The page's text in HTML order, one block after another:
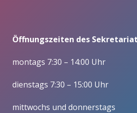
Öffnungszeiten des
montags 7:30 – 14:00 Uhr
dienstags 7:30 – 15:00 Uhr
mittwochs und donnerstags